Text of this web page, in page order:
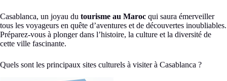
Casablanca, un joyau du tourisme au Maroc qui saura émerveiller
tous les voyageurs en quête d’aventures et de découvertes inoubliables.
Préparez-vous à plonger dans l’histoire, la culture et la diversité de
cette ville fascinante.
Quels sont les principaux sites culturels à visiter à Casablanca ?